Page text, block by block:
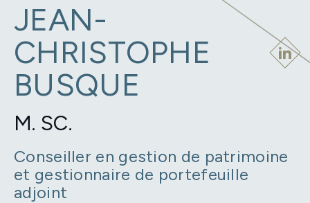
JEAN-
CHRISTOPHE
BUSQUE
M. SC.
Conseiller en gestion de patrimoine
et gestionnaire de portefeuille
adjoint